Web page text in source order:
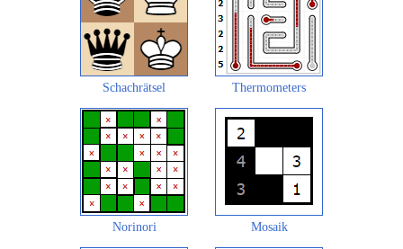
Schachrätsel Thermometers
Norinori Mosaik